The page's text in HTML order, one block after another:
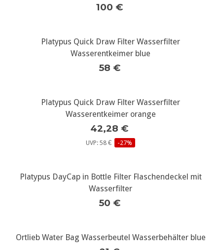
100 €
Platypus Quick Draw Filter Wasserfilter
Wasserentkeimer blue
58 €
Platypus Quick Draw Filter Wasserfilter
Wasserentkeimer orange
42,28 €
UVP: 58 € -27%
Platypus DayCap in Bottle Filter Flaschendeckel mit
Wasserfilter
50 €
Ortlieb Water Bag Wasserbeutel Wasserbehälter blue